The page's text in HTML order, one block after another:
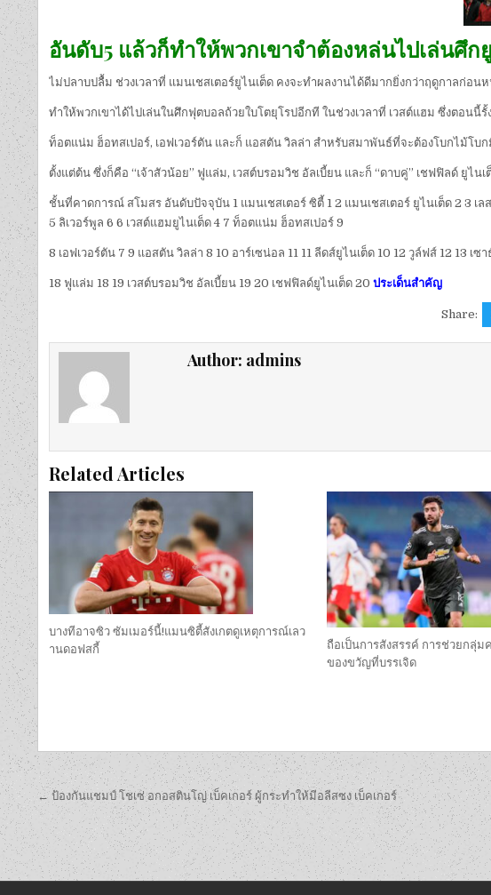
อันดับ5 แล้วก็ทำให้พวกเขาจำต้องหล่นไปเล่นศึก
ไม่ปลาบปลื้ม ช่วงเวลาที่ แมนเชสเตอร์ยูไนเต็ด คงจะทำผลงานได้ดีมากยิ่งกว่าฤดูกาลก่อ
ทำให้พวกเขาได้ไปเล่นในศึกฟุตบอลถ้วยใบโตยุโรปอีกที ในช่วงเวลาที่ เวสต์แฮม ซึ่งตอน
ท็อตแน่ม ฮ็อทสเปอร์, เอฟเวอร์ตัน และก็ แอสตัน วิลล่า สำหรับสมาพันธ์ที่จะต้องโบกไม้โ
ตั้งแต่ต้น ซึ่งก็คือ “เจ้าสัวน้อย” ฟูแล่ม, เวสต์บรอมวิช อัลเบี้ยน และก็ “ดาบคู่” เชฟฟิลด์ ยู
ชั้นที่คาดการณ์ สโมสร อันดับปัจจุบัน 1 แมนเชสเตอร์ ซิตี้ 1 2 แมนเชสเตอร์ ยูไนเต็ด 2 3 เล
5 ลิเวอร์พูล 6 6 เวสต์แฮมยูไนเต็ด 4 7 ท็อตแน่ม ฮ็อทสเปอร์ 9
8 เอฟเวอร์ตัน 7 9 แอสตัน วิลล่า 8 10 อาร์เซน่อล 11 11 ลีดส์ยูไนเต็ด 10 12 วูล์ฟส์ 12 13 เ
18 ฟูแล่ม 18 19 เวสต์บรอมวิช อัลเบี้ยน 19 20 เชฟฟิลด์ยูไนเต็ด 20 ประเด็นสำคัญ
Share:
Author: admins
Related Articles
บางทีอาจซิว ซัมเมอร์นี้!แมนซิตี้สังเกตดูเหตุการณ์เลว
านดอฟสกี้
ถือเป็นการสังสรรค์ การช่วยกลุ่ม
ของขวัญที่บรรเจิด
เมนู
นำทาง
เรื่อง
← ป้องกันแชมป์ โชเซ่ อกอสตินโญ่ เบ็คเกอร์ ผู้กระทำให้มีอลีสซง เบ็คเกอร์